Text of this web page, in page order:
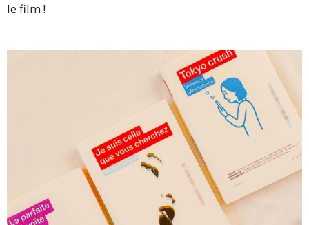
le film !